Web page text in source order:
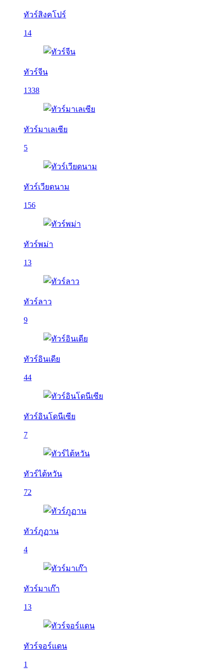
ทัวร์สิงคโปร์
14
ทัวร์จีน
1338
ทัวร์มาเลเซีย
5
ทัวร์เวียดนาม
156
ทัวร์พม่า
13
ทัวร์ลาว
9
ทัวร์อินเดีย
44
ทัวร์อินโดนีเซีย
7
ทัวร์ไต้หวัน
72
ทัวร์ภูฏาน
4
ทัวร์มาเก๊า
13
ทัวร์จอร์แดน
1